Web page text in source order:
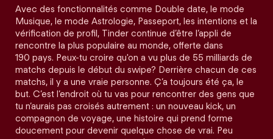
Avec des fonctionnalités comme Double date, le mode
Musique, le mode Astrologie, Passeport, les intentions et la
vérification de profil, Tinder continue d’être l’appli de
rencontre la plus populaire au monde, offerte dans
190 pays. Peux-tu croire qu'on a vu plus de 55 milliards de
matchs depuis le début du swipe? Derrière chacun de ces
matchs, il y a une vraie personne. Ç’a toujours été ça, le
but. C’est l’endroit où tu vas pour rencontrer des gens que
tu n’aurais pas croisés autrement : un nouveau kick, un
compagnon de voyage, une histoire qui prend forme
doucement pour devenir quelque chose de vrai. Peu